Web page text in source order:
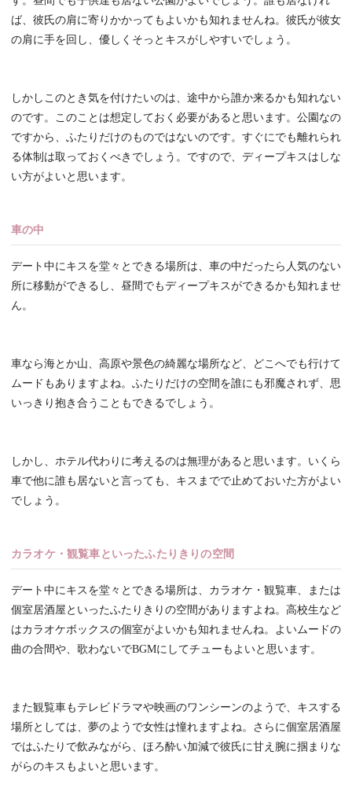
ば、彼氏の肩に寄りかかってもよいかも知れませんね。彼氏が彼女
の肩に手を回し、優しくそっとキスがしやすいでしょう。
しかしこのとき気を付けたいのは、途中から誰か来るかも知れない
のです。このことは想定しておく必要があると思います。公園なの
ですから、ふたりだけのものではないのです。すぐにでも離れられ
る体制は取っておくべきでしょう。ですので、ディープキスはしな
い方がよいと思います。
車の中
デート中にキスを堂々とできる場所は、車の中だったら人気のない
所に移動ができるし、昼間でもディープキスができるかも知れませ
ん。
車なら海とか山、高原や景色の綺麗な場所など、どこへでも行けて
ムードもありますよね。ふたりだけの空間を誰にも邪魔されず、思
いっきり抱き合うこともできるでしょう。
しかし、ホテル代わりに考えるのは無理があると思います。いくら
車で他に誰も居ないと言っても、キスまでで止めておいた方がよい
でしょう。
カラオケ・観覧車といったふたりきりの空間
デート中にキスを堂々とできる場所は、カラオケ・観覧車、または
個室居酒屋といったふたりきりの空間がありますよね。高校生など
はカラオケボックスの個室がよいかも知れませんね。よいムードの
曲の合間や、歌わないでBGMにしてチューもよいと思います。
また観覧車もテレビドラマや映画のワンシーンのようで、キスする
場所としては、夢のようで女性は憧れますよね。さらに個室居酒屋
ではふたりで飲みながら、ほろ酔い加減で彼氏に甘え腕に掴まりな
がらのキスもよいと思います。